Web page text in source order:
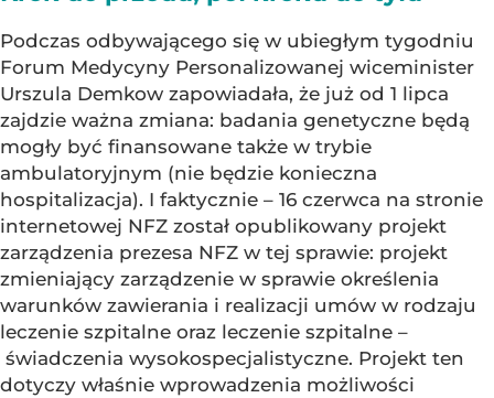
Podczas odbywającego się w ubiegłym tygodniu
Forum Medycyny Personalizowanej wiceminister
Urszula Demkow zapowiadała, że już od 1 lipca
zajdzie ważna zmiana: badania genetyczne będą
mogły być finansowane także w trybie
ambulatoryjnym (nie będzie konieczna
hospitalizacja). I faktycznie – 16 czerwca na stronie
internetowej NFZ został opublikowany projekt
zarządzenia prezesa NFZ w tej sprawie: projekt
zmieniający zarządzenie w sprawie określenia
warunków zawierania i realizacji umów w rodzaju
leczenie szpitalne oraz leczenie szpitalne –
świadczenia wysokospecjalistyczne. Projekt ten
dotyczy właśnie wprowadzenia możliwości